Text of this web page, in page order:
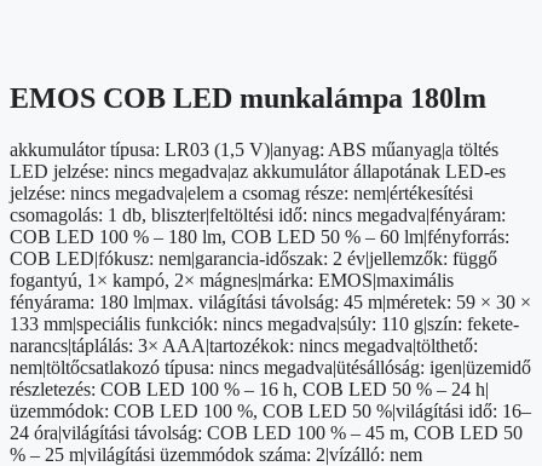
EMOS COB LED munkalámpa 180lm
akkumulátor típusa: LR03 (1,5 V)|anyag: ABS műanyag|a töltés
LED jelzése: nincs megadva|az akkumulátor állapotának LED-es
jelzése: nincs megadva|elem a csomag része: nem|értékesítési
csomagolás: 1 db, bliszter|feltöltési idő: nincs megadva|fényáram:
COB LED 100 % – 180 lm, COB LED 50 % – 60 lm|fényforrás:
COB LED|fókusz: nem|garancia-időszak: 2 év|jellemzők: függő
fogantyú, 1× kampó, 2× mágnes|márka: EMOS|maximális
fényárama: 180 lm|max. világítási távolság: 45 m|méretek: 59 × 30 ×
133 mm|speciális funkciók: nincs megadva|súly: 110 g|szín: fekete-
narancs|táplálás: 3× AAA|tartozékok: nincs megadva|tölthető:
nem|töltőcsatlakozó típusa: nincs megadva|ütésállóság: igen|üzemidő
részletezés: COB LED 100 % – 16 h, COB LED 50 % – 24 h|
üzemmódok: COB LED 100 %, COB LED 50 %|világítási idő: 16–
24 óra|világítási távolság: COB LED 100 % – 45 m, COB LED 50
% – 25 m|világítási üzemmódok száma: 2|vízálló: nem